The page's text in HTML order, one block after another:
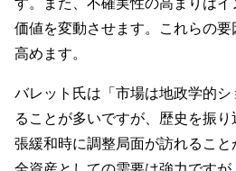
価値を変動させます。これらの
高めます。
バレット氏は「市場は地政学的シ
ることが多いですが、歴史を振
張緩和時に調整局面が訪れるこ